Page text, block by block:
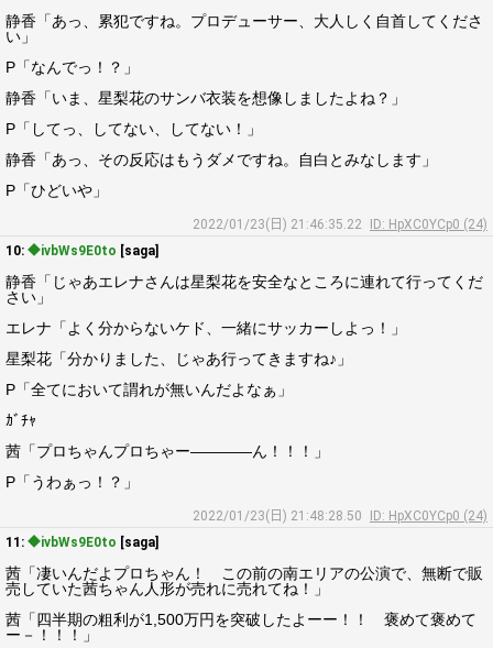
静香「あっ、累犯ですね。プロデューサー、大人しく自首してくださ
い」
P「なんでっ！？」
静香「いま、星梨花のサンバ衣装を想像しましたよね？」
P「してっ、してない、してない！」
静香「あっ、その反応はもうダメですね。自白とみなします」
P「ひどいや」
2022/01/23(日) 21:46:35.22
ID: HpXC0YCp0 (24)
10: ◆ivbWs9E0to [saga]
静香「じゃあエレナさんは星梨花を安全なところに連れて行ってくだ
さい」
エレナ「よく分からないケド、一緒にサッカーしよっ！」
星梨花「分かりました、じゃあ行ってきますね♪」
P「全てにおいて謂れが無いんだよなぁ」
ｶﾞﾁｬ
茜「プロちゃんプロちゃー――――ん！！！」
P「うわぁっ！？」
2022/01/23(日) 21:48:28.50
ID: HpXC0YCp0 (24)
11: ◆ivbWs9E0to [saga]
茜「凄いんだよプロちゃん！ この前の南エリアの公演で、無断で販
売していた茜ちゃん人形が売れに売れてね！」
茜「四半期の粗利が1,500万円を突破したよーー！！ 褒めて褒めて
ー－！！！」